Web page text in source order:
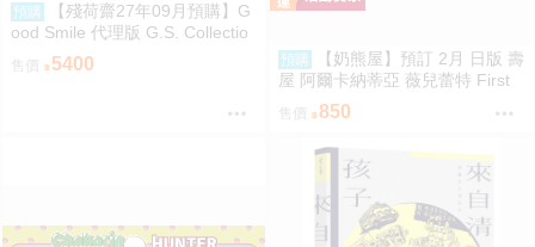
預購
【殘荷齋27年09月預購】G
ood Smile 代理版 G.S. Collectio
n 蔚藍檔案 Blue Archive 渚 ～花
香微笑～ 1/7 PVC完成品 0923
售價 5400 預購
【奶熊屋】預訂 2月 日版 壽
屋 阿爾卡納蒂亞 薇兒蕾特 First
Engage 一般版 組裝模型 0816
售價 850